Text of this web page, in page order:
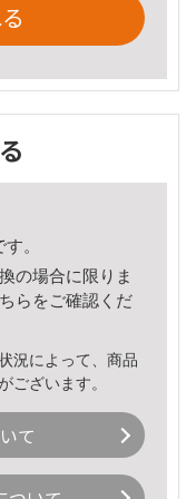
。
の場合に限りま
ら をご確認くだ
況によって、商品
ございます。
て